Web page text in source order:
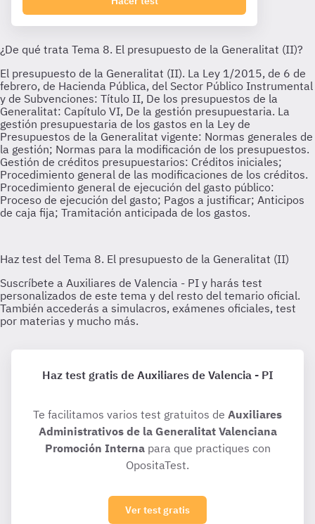
Haz test gratis de Auxiliares de Valencia - PI
Te facilitamos varios test gratuitos de Auxiliares
Administrativos de la Generalitat Valenciana
Promoción Internapara que practiques con
OpositaTest.
Ver test gratis